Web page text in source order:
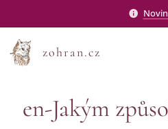
zohran.cz
en-Jakým